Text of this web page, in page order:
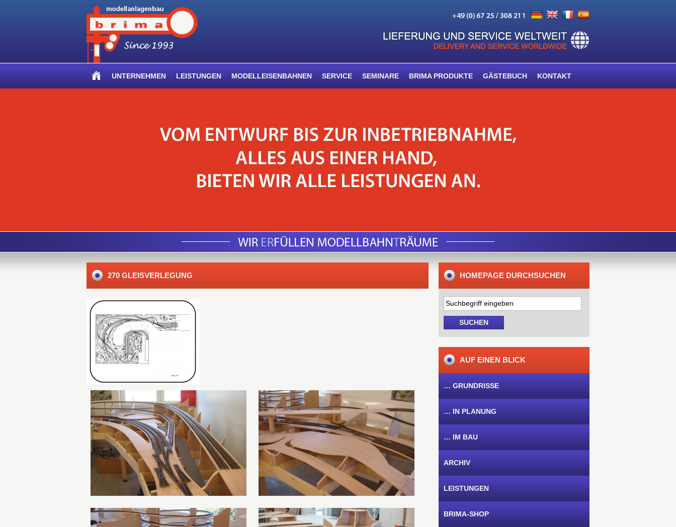
UNTERNEHMEN LEISTUNGEN MODELLEISENBAHNEN SERVICE SEMINARE BRIMA PRODUKTE GÄSTEBUCH KONTAKT
270 GLEISVERLEGUNG HOMEPAGE DURCHSUCHEN
AUF EINEN BLICK
… GRUNDRISSE
… IN PLANUNG
… IM BAU
ARCHIV
LEISTUNGEN
BRIMA-SHOP